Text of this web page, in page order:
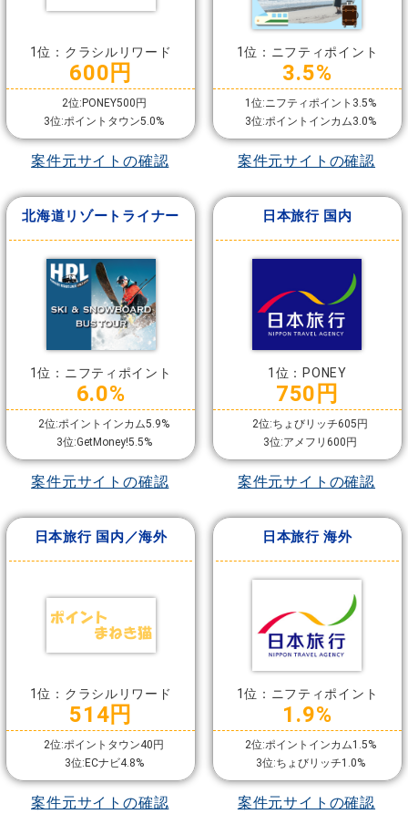
1位：クラシルリワード
600円
2位:PONEY500円
3位:ポイントタウン5.0%
案件元サイトの確認
1位：ニフティポイント
3.5%
1位:ニフティポイント3.5%
3位:ポイントインカム3.0%
案件元サイトの確認
北海道リゾートライナー
1位：ニフティポイント
6.0%
2位:ポイントインカム5.9%
3位:GetMoney!5.5%
案件元サイトの確認
日本旅行 国内
1位：PONEY
750円
2位:ちょびリッチ605円
3位:アメフリ600円
案件元サイトの確認
日本旅行 国内／海外
1位：クラシルリワード
514円
2位:ポイントタウン40円
3位:ECナビ4.8%
案件元サイトの確認
日本旅行 海外
1位：ニフティポイント
1.9%
2位:ポイントインカム1.5%
3位:ちょびリッチ1.0%
案件元サイトの確認